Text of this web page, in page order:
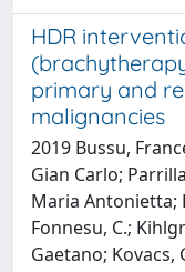
HDR
primary and
malignancies
2019 Bussu,
Gian Carlo;
Maria Antonietta;
Fonnesu, C.;
Gaetano; Kovacs,